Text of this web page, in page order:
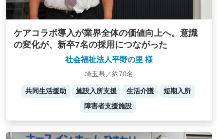
ケアコラボ導入が業界全体の価値向上へ。意識
の変化が、新卒7名の採用につながった
社会福祉法人平野の里 様
埼玉県／約70名
共同生活援助 施設入所支援 生活介護
短期入所
障害者支援施設